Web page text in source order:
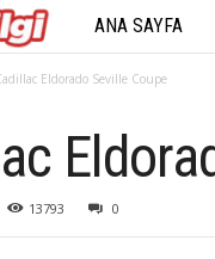
r
b
a
ANA SAYFA
Eldorado Seville Coupe
13793 0